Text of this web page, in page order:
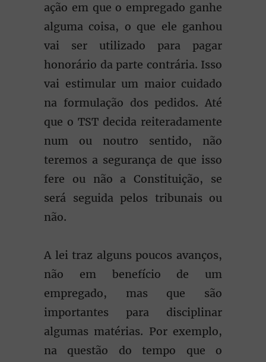
ação em que o empregado ganhe
alguma coisa, o que ele ganhou
vai ser utilizado para pagar
honorário da parte contrária. Isso
vai estimular um maior cuidado
na formulação dos pedidos. Até
que o TST decida reiteradamente
num ou noutro sentido, não
teremos a segurança de que isso
fere ou não a Constituição, se
será seguida pelos tribunais ou
não.
A lei traz alguns poucos avanços,
não em benefício de um
empregado, mas que são
importantes para disciplinar
algumas matérias. Por exemplo,
na questão do tempo que o